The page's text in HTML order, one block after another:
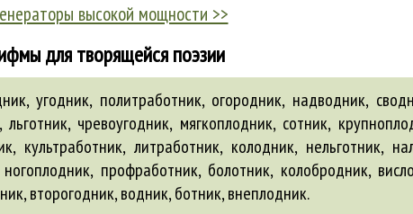
высокой мощности >>
для творящейся поэзии
угодник, политработник, огородник, надводник,
чревоугодник, мягкоплодник, сотник,
литработник, колодник, нельготник,
профработник, болотник, колобродник,
,второгодник,водник,ботник,внеплодник.